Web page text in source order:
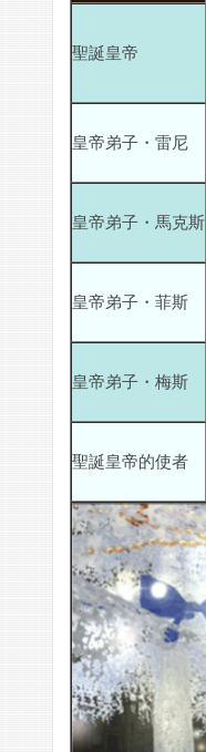
聖誕皇帝
皇帝弟子・雷尼
皇帝弟子・馬克斯
皇帝弟子・菲斯
皇帝弟子・梅斯
聖誕皇帝的使者